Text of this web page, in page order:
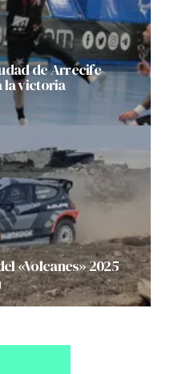
de Arrecife
la victoria
«Volcanes» 2025